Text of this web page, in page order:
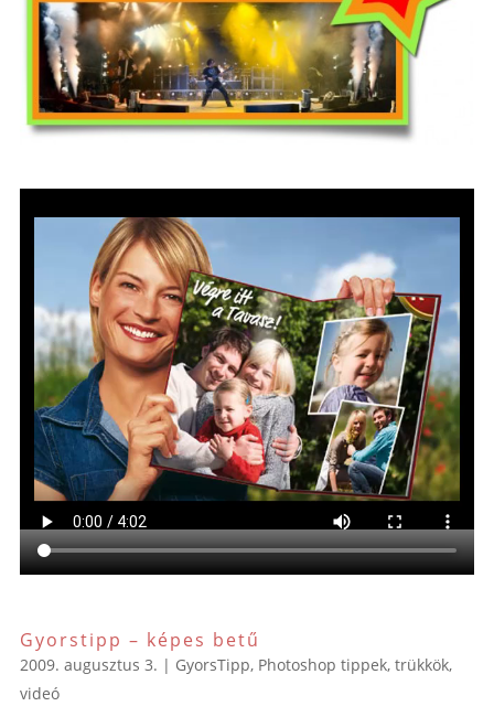
Gyorstipp – képes betű
2009. augusztus 3. | GyorsTipp, Photoshop tippek, trükkök,
videó